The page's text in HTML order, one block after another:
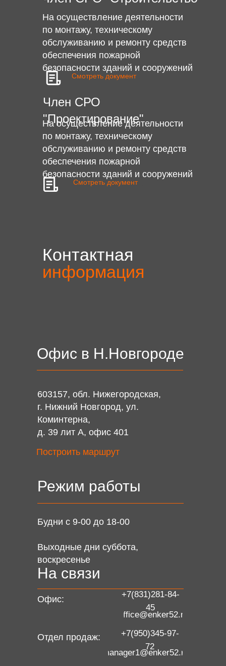
Смотреть документ
Член СРО
"Проектирование"
На осуществление деятельности
по монтажу, техническому
обслуживанию и ремонту средств
обеспечения пожарной
безопасности зданий и сооружений
Смотреть документ
На осуществление деятельности
по монтажу, техническому
обслуживанию и ремонту средств
обеспечения пожарной
безопасности зданий и сооружений
Контактная
информация
Офис в Н.Новгороде
603157, обл. Нижегородская,
г. Нижний Новгород, ул.
Коминтерна,
д. 39 лит А, офис 401
Построить маршрут
На связи
Офис:
Отдел продаж:
Режим работы
Будни с 9-00 до 18-00
Выходные дни суббота,
воскресенье
manager1@enker52.ru
office@enker52.ru
+7(831)281-84-
45
+7(950)345-97-
72